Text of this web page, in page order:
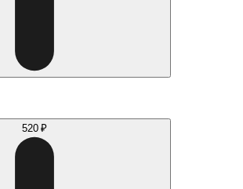
520 ₽